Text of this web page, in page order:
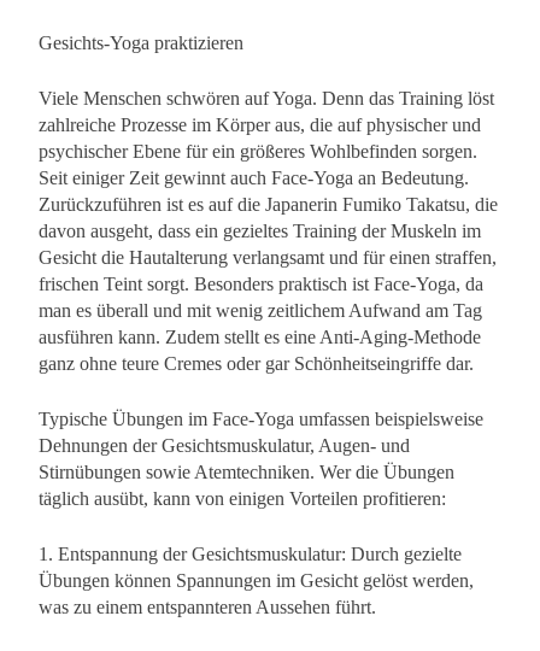
Gesichts-Yoga praktizieren
Viele Menschen schwören auf Yoga. Denn das Training löst
zahlreiche Prozesse im Körper aus, die auf physischer und
psychischer Ebene für ein größeres Wohlbefinden sorgen.
Seit einiger Zeit gewinnt auch Face-Yoga an Bedeutung.
Zurückzuführen ist es auf die Japanerin Fumiko Takatsu, die
davon ausgeht, dass ein gezieltes Training der Muskeln im
Gesicht die Hautalterung verlangsamt und für einen straffen,
frischen Teint sorgt. Besonders praktisch ist Face-Yoga, da
man es überall und mit wenig zeitlichem Aufwand am Tag
ausführen kann. Zudem stellt es eine Anti-Aging-Methode
ganz ohne teure Cremes oder gar Schönheitseingriffe dar.
Typische Übungen im Face-Yoga umfassen beispielsweise
Dehnungen der Gesichtsmuskulatur, Augen- und
Stirnübungen sowie Atemtechniken. Wer die Übungen
täglich ausübt, kann von einigen Vorteilen profitieren:
1. Entspannung der Gesichtsmuskulatur: Durch gezielte
Übungen können Spannungen im Gesicht gelöst werden,
was zu einem entspannteren Aussehen führt.